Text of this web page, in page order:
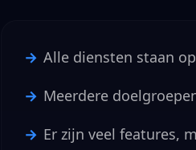
Alle diensten staan
Meerdere
Er zijn veel features,